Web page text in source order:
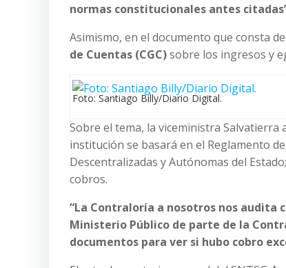
normas constitucionales antes
Asimismo, en el documento que consta
de Cuentas (CGC)sobre los ingresos y
Foto: Santiago Billy/Diario Digital.
Sobre el tema, la viceministra
institución se basará en el Reglamento
Descentralizadas y Autónomas del
cobros.
“La Contraloría a nosotros nos audita
Ministerio Público de parte de la
documentos para ver si hubo cobro